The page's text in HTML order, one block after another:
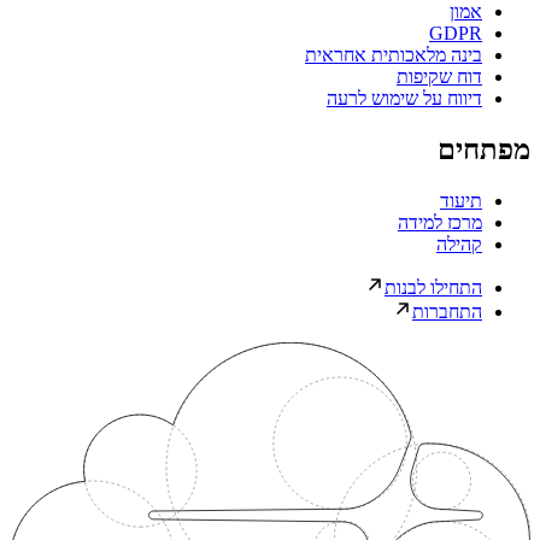
אמון
GDPR
בינה מלאכותית אחראית
דוח שקיפות
דיווח על שימוש לרעה
מפתחים
תיעוד
מרכז למידה
קהילה
התחילו לבנות
התחברות